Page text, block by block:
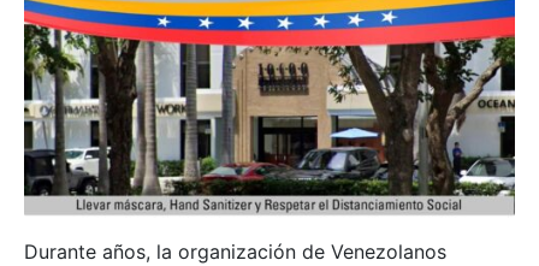
Durante años, la organización de Venezolanos